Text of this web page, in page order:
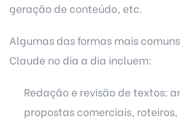
geração de conteúdo, etc.
Algumas das formas mais
Claude no dia a dia incluem:
Redação e revisão de textos:
propostas comerciais,